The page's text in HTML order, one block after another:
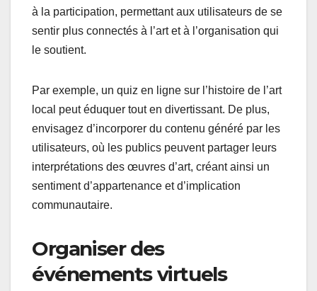
à la participation, permettant aux utilisateurs de se
sentir plus connectés à l’art et à l’organisation qui
le soutient.
Par exemple, un quiz en ligne sur l’histoire de l’art
local peut éduquer tout en divertissant. De plus,
envisagez d’incorporer du contenu généré par les
utilisateurs, où les publics peuvent partager leurs
interprétations des œuvres d’art, créant ainsi un
sentiment d’appartenance et d’implication
communautaire.
Organiser des
événements virtuels